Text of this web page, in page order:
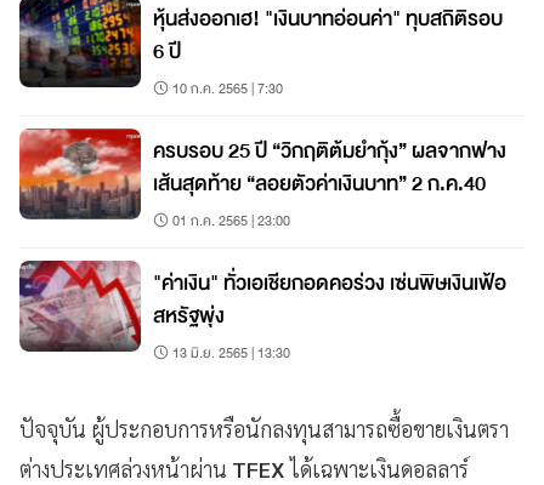
หุ้นส่งออกเฮ! "เงินบาทอ่อนค่า" ทุบสถิติรอบ
6 ปี
10 ก.ค. 2565 | 7:30
ครบรอบ 25 ปี “วิกฤติต้มยำกุ้ง” ผลจากฟาง
เส้นสุดท้าย “ลอยตัวค่าเงินบาท” 2 ก.ค.40
01 ก.ค. 2565 | 23:00
"ค่าเงิน" ทั่วเอเชียกอดคอร่วง เซ่นพิษเงินเฟ้อ
สหรัฐพุ่ง
13 มิ.ย. 2565 | 13:30
ปัจจุบัน ผู้ประกอบการหรือนักลงทุนสามารถซื้อขายเงินตรา
ต่างประเทศล่วงหน้าผ่าน TFEXได้เฉพาะเงินดอลลาร์